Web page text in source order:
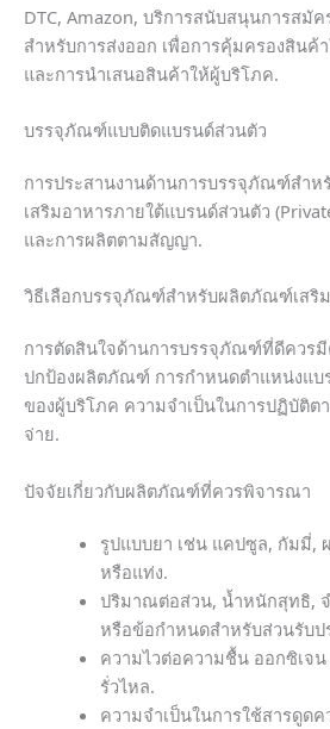
DTC, Amazon, บริการสนับสนุนการส
สำหรับการส่งออก เพื่อการคุ้มครองสินค้
และการนำเสนอสินค้าให้ผู้บริโภค.
บรรจุภัณฑ์แบบติดแบรนด์ส่วนตัว
การประสานงานด้านการบรรจุภัณฑ์สำ
เสริมอาหารภายใต้แบรนด์ส่วนตัว
และการผลิตตามสัญญา.
วิธีเลือกบรรจุภัณฑ์สำหรับผลิตภัณฑ์เสริ
การตัดสินใจด้านการบรรจุภัณฑ์ที่ดีควร
ปกป้องผลิตภัณฑ์ การกำหนดตำแหน่งแบ
ของผู้บริโภค ความจำเป็นในการปฏิบัติ
จ่าย.
ปัจจัยเกี่ยวกับผลิตภัณฑ์ที่ควรพิจารณา
รูปแบบยา เช่น แคปซูล, กัมมี่,
หรือแท่ง.
ปริมาณต่อส่วน, น้ำหนักสุทธิ,
หรือข้อกำหนดสำหรับส่วนรับป
ความไวต่อความชื้น ออกซิเจ
รั่วไหล.
ความจำเป็นในการใช้สารดูด